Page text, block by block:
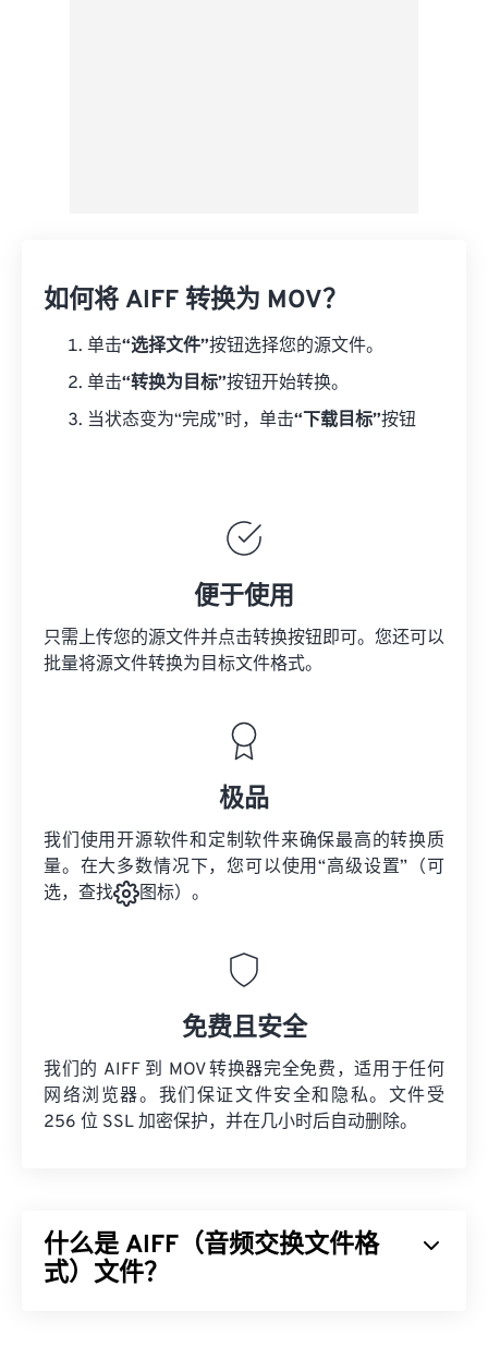
如何将 AIFF 转换为 MOV？
单击“选择文件”按钮选择您的源文件。
单击“转换为目标”按钮开始转换。
当状态变为“完成”时，单击“下载目标”按钮
便于使用
只需上传您的源文件并点击转换按钮即可。您还可以
批量将源文件转换为目标文件格式。
极品
我们使用开源软件和定制软件来确保最高的转换质
量。在大多数情况下，您可以使用“高级设置”（可
选，查找
图标）。
免费且安全
我们的 AIFF 到 MOV 转换器完全免费，适用于任何
网络浏览器。我们保证文件安全和隐私。文件受
256 位 SSL 加密保护，并在几小时后自动删除。
什么是 AIFF（音频交换文件格
式）文件？